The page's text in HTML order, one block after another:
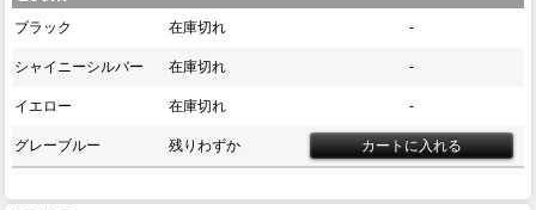
ブラック 在庫切れ -
シャイニーシルバー 在庫切れ -
イエロー 在庫切れ -
グレーブルー 残りわずか